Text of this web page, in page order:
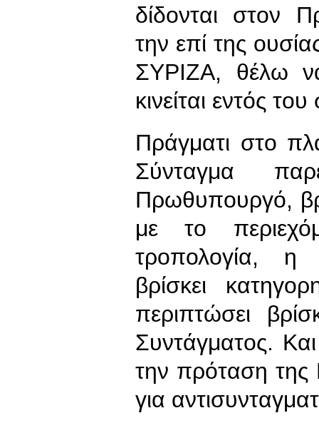
δίδονται στον
την επί της
ΣΥΡΙΖΑ, θέλω
κινείται εντός
Πράγματι στο
Σύνταγμα
Πρωθυπουργό,
με το
τροπολογία,
βρίσκει
περιπτώσει
Συντάγματος.
την πρόταση της
για